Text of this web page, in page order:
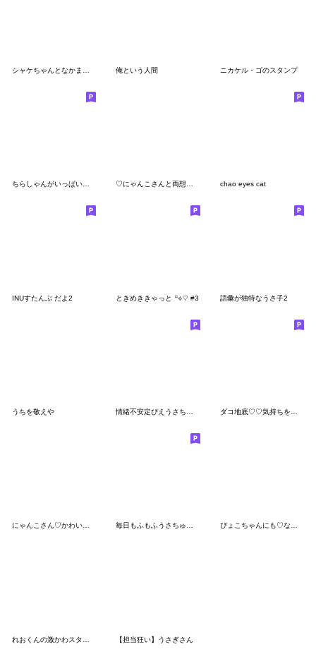
俺という人間 ニカケル・ゴのスタンプ
ちらしゃんがいっぱいスタンプ ♡にゃんこさんと両想い♡ chao eyes cat
INUすたんぷ だよ2 ときめききゃっと ꙳⟡♡ #3 語彙が独特なうさ子2
うちを敬えや
にゃんこさん♡かわいいゲージMAXなのです 毎日もふもふうさちゅさん 1年中 ぴょこちゃんにも♡なちゅ♡がきた！(夏♡)
【担当狂い】うさぎさん